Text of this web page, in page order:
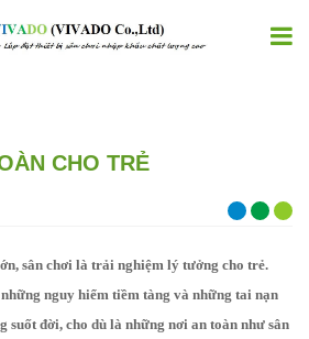
CHO TRẺ
sân chơi là trải nghiệm lý tưởng cho trẻ.
nguy hiểm tiềm tàng và những tai nạn
suốt đời, cho dù là những nơi an toàn như sân